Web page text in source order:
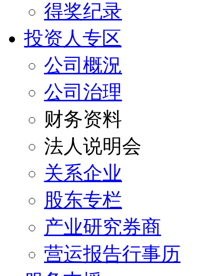
得奖纪录
投资人专区
公司概況
公司治理
财务资料
法人说明会
关系企业
股东专栏
产业研究券商
营运报告行事历